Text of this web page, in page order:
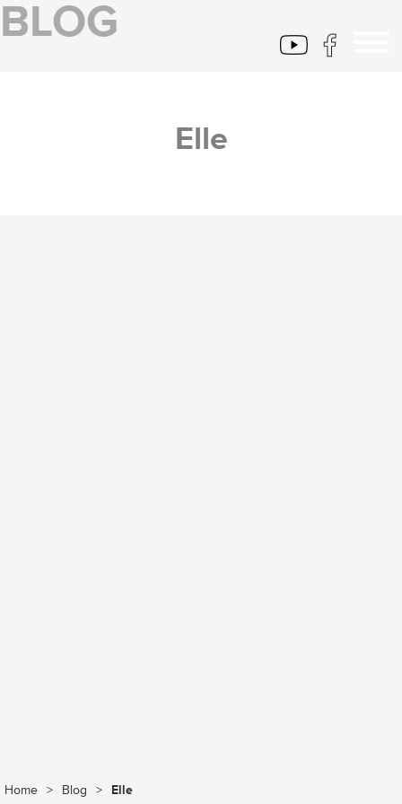
BLOG
Elle
Home > Blog > Elle